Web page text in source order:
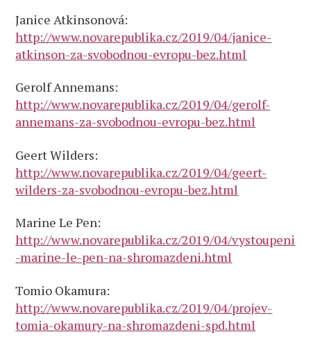
Janice Atkinsonová:
http://www.novarepublika.cz/2019/04/janice-
atkinson-za-svobodnou-evropu-bez.html
Gerolf Annemans:
http://www.novarepublika.cz/2019/04/gerolf-
annemans-za-svobodnou-evropu-bez.html
Geert Wilders:
http://www.novarepublika.cz/2019/04/geert-
wilders-za-svobodnou-evropu-bez.html
Marine Le Pen:
http://www.novarepublika.cz/2019/04/vystoupeni
-marine-le-pen-na-shromazdeni.html
Tomio Okamura:
http://www.novarepublika.cz/2019/04/projev-
tomia-okamury-na-shromazdeni-spd.html